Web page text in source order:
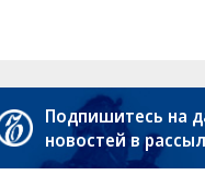
Обратная связь
Правовая информация
E-mail рассылки
Подпишитесь на
новостей в